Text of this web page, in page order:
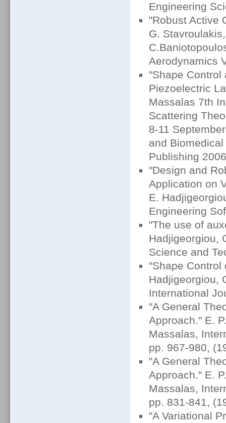
Engineering
"Robust Active
G.
Aerodynamics
"Shape
Piezoelectric
Massalas 7th
Scattering
8-11
and
Publishing 2006
"Design and
Application on
E.
Engineering
"The use of
Hadjigeorgiou,
Science and
"Shape Control
Hadjigeorgiou,
International
"A General
Approach." E.
Massalas,
pp. 967-980,
"A General
Approach." E.
Massalas,
pp. 831-841,
"A Variational